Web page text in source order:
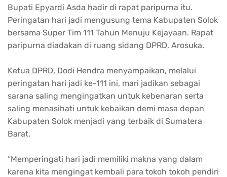
Bupati Epyardi Asda hadir di rapat paripurna itu.
Peringatan hari jadi mengusung tema Kabupaten Solok
bersama Super Tim 111 Tahun Menuju Kejayaan. Rapat
paripurna diadakan di ruang sidang DPRD, Arosuka.
Ketua DPRD, Dodi Hendra menyampaikan, melalui
peringatan hari jadi ke-111 ini, mari jadikan sebagai
sarana saling mengingatkan untuk kebenaran serta
saling menasihati untuk kebaikan demi masa depan
Kabupaten Solok menjadi yang terbaik di Sumatera
Barat.
“Memperingati hari jadi memiliki makna yang dalam
karena kita mengingat kembali para tokoh tokoh pendiri